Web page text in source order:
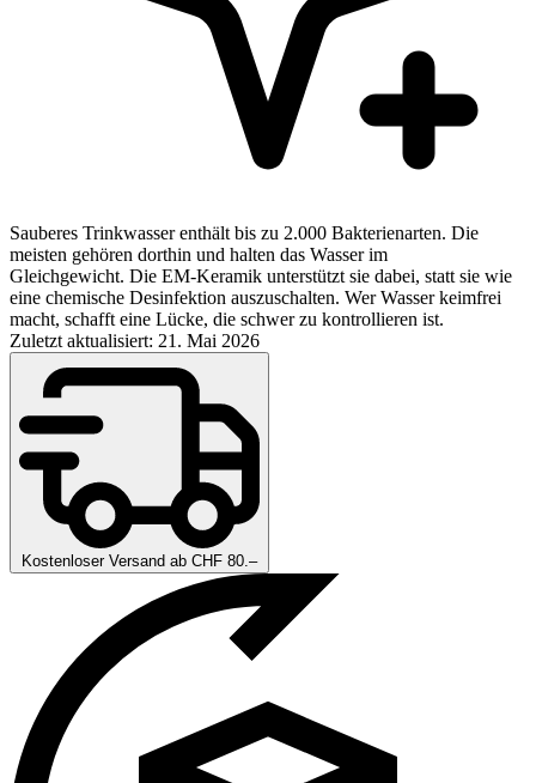
Sauberes Trinkwasser enthält bis zu 2.000 Bakterienarten. Die
meisten gehören dorthin und halten das Wasser im
Gleichgewicht. Die EM-Keramik unterstützt sie dabei, statt sie wie
eine chemische Desinfektion auszuschalten. Wer Wasser keimfrei
macht, schafft eine Lücke, die schwer zu kontrollieren ist.
Zuletzt aktualisiert: 21. Mai 2026
Kostenloser Versand ab CHF 80.–